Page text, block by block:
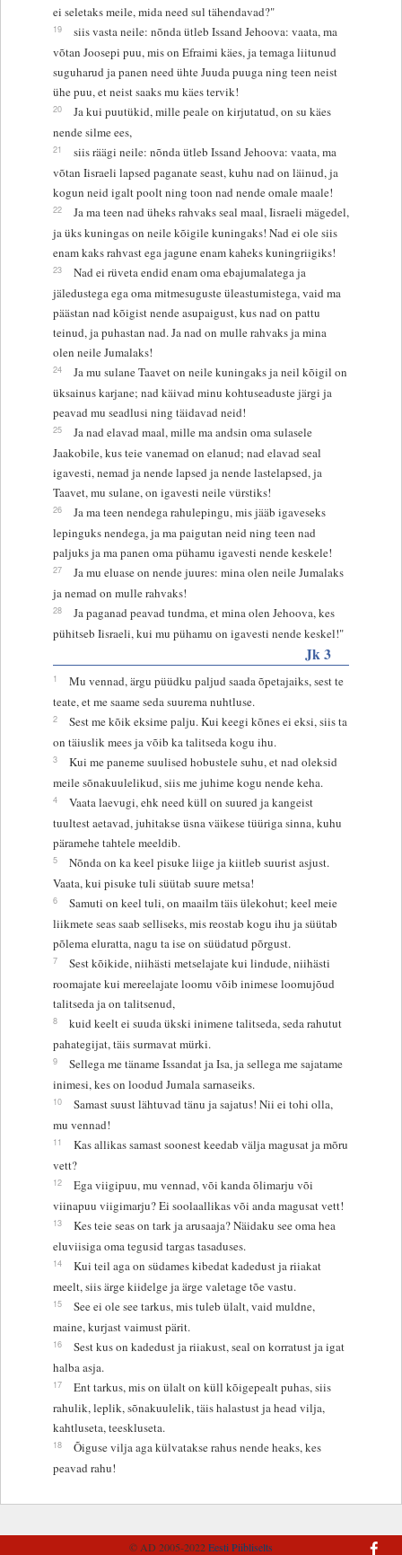
ei seletaks meile, mida need sul tähendavad?"
19
siis vasta neile: nõnda ütleb Issand Jehoova: vaata, ma
võtan Joosepi puu, mis on Efraimi käes, ja temaga liitunud
suguharud ja panen need ühte Juuda puuga ning teen neist
ühe puu, et neist saaks mu käes tervik!
20
Ja kui puutükid, mille peale on kirjutatud, on su käes
nende silme ees,
21
siis räägi neile: nõnda ütleb Issand Jehoova: vaata, ma
võtan Iisraeli lapsed paganate seast, kuhu nad on läinud, ja
kogun neid igalt poolt ning toon nad nende omale maale!
22
Ja ma teen nad üheks rahvaks seal maal, Iisraeli mägedel,
ja üks kuningas on neile kõigile kuningaks! Nad ei ole siis
enam kaks rahvast ega jagune enam kaheks kuningriigiks!
23
Nad ei rüveta endid enam oma ebajumalatega ja
jäledustega ega oma mitmesuguste üleastumistega, vaid ma
päästan nad kõigist nende asupaigust, kus nad on pattu
teinud, ja puhastan nad. Ja nad on mulle rahvaks ja mina
olen neile Jumalaks!
24
Ja mu sulane Taavet on neile kuningaks ja neil kõigil on
üksainus karjane; nad käivad minu kohtuseaduste järgi ja
peavad mu seadlusi ning täidavad neid!
25
Ja nad elavad maal, mille ma andsin oma sulasele
Jaakobile, kus teie vanemad on elanud; nad elavad seal
igavesti, nemad ja nende lapsed ja nende lastelapsed, ja
Taavet, mu sulane, on igavesti neile vürstiks!
26
Ja ma teen nendega rahulepingu, mis jääb igaveseks
lepinguks nendega, ja ma paigutan neid ning teen nad
paljuks ja ma panen oma pühamu igavesti nende keskele!
27
Ja mu eluase on nende juures: mina olen neile Jumalaks
ja nemad on mulle rahvaks!
28
Ja paganad peavad tundma, et mina olen Jehoova, kes
pühitseb Iisraeli, kui mu pühamu on igavesti nende keskel!"
Jk 3
1
Mu vennad, ärgu püüdku paljud saada õpetajaiks, sest te
teate, et me saame seda suurema nuhtluse.
2
Sest me kõik eksime palju. Kui keegi kõnes ei eksi, siis ta
on täiuslik mees ja võib ka talitseda kogu ihu.
3
Kui me paneme suulised hobustele suhu, et nad oleksid
meile sõnakuulelikud, siis me juhime kogu nende keha.
4
Vaata laevugi, ehk need küll on suured ja kangeist
tuultest aetavad, juhitakse üsna väikese tüüriga sinna, kuhu
päramehe tahtele meeldib.
5
Nõnda on ka keel pisuke liige ja kiitleb suurist asjust.
Vaata, kui pisuke tuli süütab suure metsa!
6
Samuti on keel tuli, on maailm täis ülekohut; keel meie
liikmete seas saab selliseks, mis reostab kogu ihu ja süütab
põlema eluratta, nagu ta ise on süüdatud põrgust.
7
Sest kõikide, niihästi metselajate kui lindude, niihästi
roomajate kui mereelajate loomu võib inimese loomujõud
talitseda ja on talitsenud,
8
kuid keelt ei suuda ükski inimene talitseda, seda rahutut
pahategijat, täis surmavat mürki.
9
Sellega me täname Issandat ja Isa, ja sellega me sajatame
inimesi, kes on loodud Jumala sarnaseiks.
10
Samast suust lähtuvad tänu ja sajatus! Nii ei tohi olla,
mu vennad!
11
Kas allikas samast soonest keedab välja magusat ja mõru
vett?
12
Ega viigipuu, mu vennad, või kanda õlimarju või
viinapuu viigimarju? Ei soolaallikas või anda magusat vett!
13
Kes teie seas on tark ja arusaaja? Näidaku see oma hea
eluviisiga oma tegusid targas tasaduses.
14
Kui teil aga on südames kibedat kadedust ja riiakat
meelt, siis ärge kiidelge ja ärge valetage tõe vastu.
15
See ei ole see tarkus, mis tuleb ülalt, vaid muldne,
maine, kurjast vaimust pärit.
16
Sest kus on kadedust ja riiakust, seal on korratust ja igat
halba asja.
17
Ent tarkus, mis on ülalt on küll kõigepealt puhas, siis
rahulik, leplik, sõnakuulelik, täis halastust ja head vilja,
kahtluseta, teeskluseta.
18
Õiguse vilja aga külvatakse rahus nende heaks, kes
peavad rahu!
© AD 2005-2022Eesti Piibliselts